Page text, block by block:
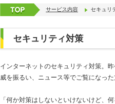
サービス内容 セキュリ
セキュリティ対策
インターネットのセキュリティ対策。
威を振るい、ニュース等でご覧になった
「何か対策はしないといけないけど、